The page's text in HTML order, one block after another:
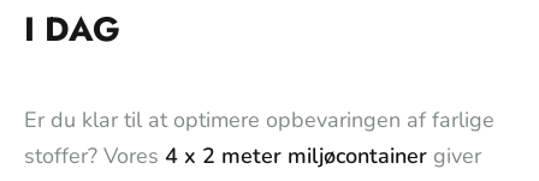
I DAG
Er du klar til at optimere opbevaringen af farlige
stoffer? Vores 4 x 2 meter miljøcontainer giver